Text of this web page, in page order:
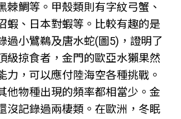
棘鯛等。甲殼類則有字紋弓蟹、
蝦、日本對蝦等。比較有趣的是
過小鷿鵜及唐水蛇(圖5)，證明了
級掠食者，金門的歐亞水獺果然
力，可以應付陸海空各種挑戰。
他物種出現的頻率都相當少。金
沒記錄過兩棲類。在歐洲，冬眠